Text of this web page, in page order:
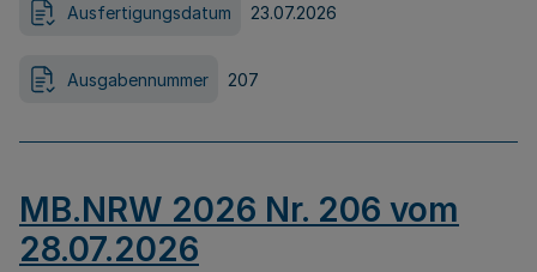
Ausfertigungsdatum 23.07.2026
Ausgabennummer 207
MB.NRW 2026 Nr. 206 vom
28.07.2026